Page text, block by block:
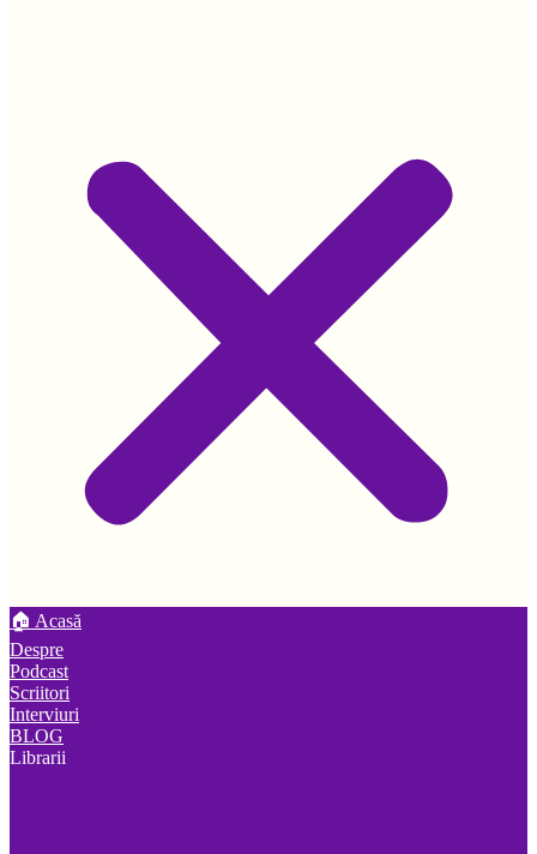
🏠 Acasă
Despre
Podcast
Scriitori
Interviuri
BLOG
Librarii